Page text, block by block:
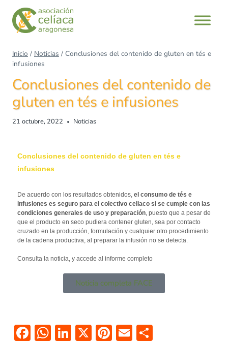
Inicio / Noticias / Conclusiones del contenido de gluten en tés e
infusiones
Conclusiones del contenido de
gluten en tés e infusiones
21 octubre, 2022 Noticias
Conclusiones del contenido de gluten en tés e
infusiones
De acuerdo con los resultados obtenidos, el consumo de tés e
infusiones es seguro para el colectivo celiaco si se cumple con las
condiciones generales de uso y preparación, puesto que a pesar de
que el producto en seco pudiera contener gluten, sea por contacto
cruzado en la producción, formulación y cualquier otro procedimiento
de la cadena productiva, al preparar la infusión no se detecta.
Consulta la noticia, y accede al informe completo
Noticia completa FACE
F W Li X Pi E